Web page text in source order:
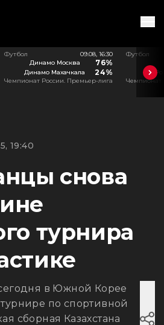
Футбол
09.08, 16:30
Динамо Москва
76%
Динамо Махачкала 24%
Чемпионат России. Премьер-лига
Футбол
Чемпионат
19:40
снова
турнира
в Южной Корее
по спортивной
сборная Казахстана